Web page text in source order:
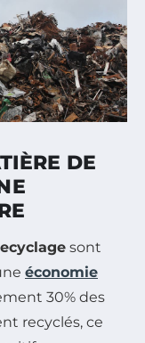
DE
sont
économie
30% des
recyclés, ce